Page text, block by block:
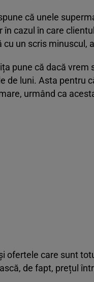
că unele
în cazul în care
un scris minuscul,
pune că dacă
de luni. Asta pentru
urmând ca
ofertele care sunt
de fapt, prețul